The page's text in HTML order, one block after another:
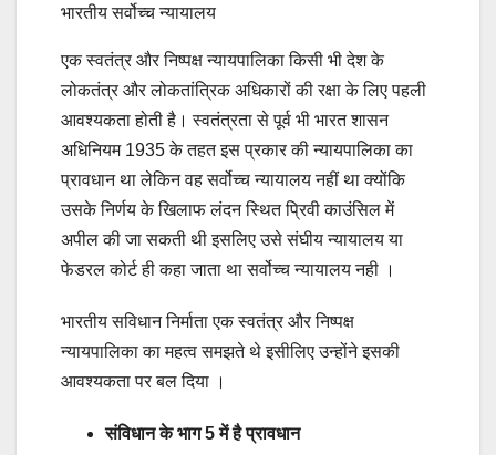
भारतीय सर्वोच्च न्यायालय
एक स्वतंत्र और निष्पक्ष न्यायपालिका किसी भी देश के
लोकतंत्र और लोकतांत्रिक अधिकारों की रक्षा के लिए पहली
आवश्यकता होती है। स्वतंत्रता से पूर्व भी भारत शासन
अधिनियम 1935 के तहत इस प्रकार की न्यायपालिका का
प्रावधान था लेकिन वह सर्वोच्च न्यायालय नहीं था क्योंकि
उसके निर्णय के खिलाफ लंदन स्थित प्रिवी काउंसिल में
अपील की जा सकती थी इसलिए उसे संघीय न्यायालय या
फेडरल कोर्ट ही कहा जाता था सर्वोच्च न्यायालय नही ।
भारतीय सविधान निर्माता एक स्वतंत्र और निष्पक्ष
न्यायपालिका का महत्व समझते थे इसीलिए उन्होंने इसकी
आवश्यकता पर बल दिया ।
संविधान के भाग 5 में है प्रावधान